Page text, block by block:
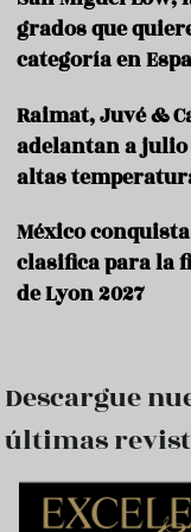
grados que
categoría en
Raimat, Juvé &
adelantan a
altas
México
clasifica para la
de Lyon 2027
Descargue
últimas